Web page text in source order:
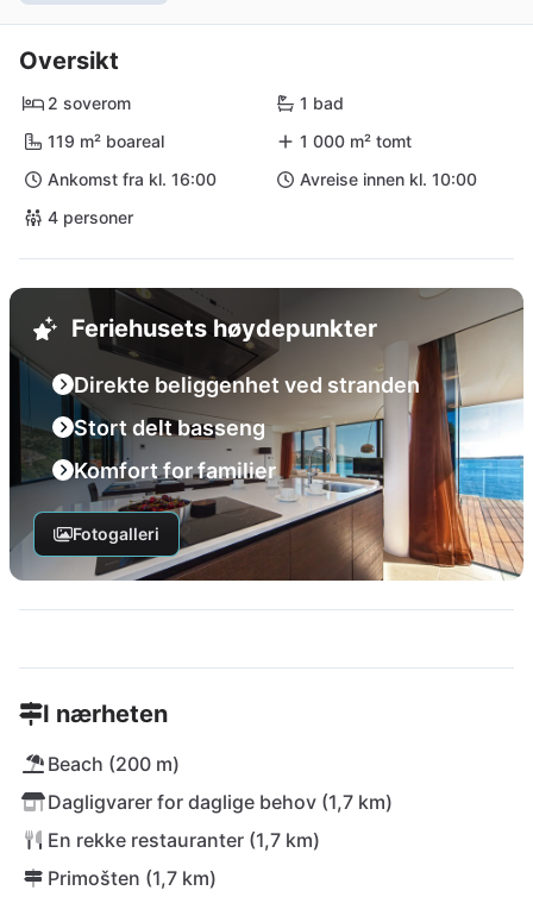
Oversikt
2 soverom
1 bad
119 m² boareal
1 000 m² tomt
Ankomst fra kl. 16:00
Avreise innen kl. 10:00
4 personer
Feriehusets høydepunkter
Direkte beliggenhet ved stranden
Stort delt basseng
Komfort for familier
Fotogalleri
I nærheten
Beach (200 m)
Dagligvarer for daglige behov (1,7 km)
En rekke restauranter (1,7 km)
Primošten (1,7 km)